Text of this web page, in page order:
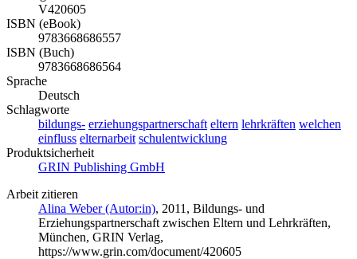
V420605
ISBN (eBook)
9783668686557
ISBN (Buch)
9783668686564
Sprache
Deutsch
Schlagworte
bildungs- erziehungspartnerschaft eltern lehrkräften welchen
einfluss elternarbeit schulentwicklung
Produktsicherheit
GRIN Publishing GmbH
Arbeit zitieren
Alina Weber (Autor:in), 2011, Bildungs- und
Erziehungspartnerschaft zwischen Eltern und Lehrkräften,
München, GRIN Verlag,
https://www.grin.com/document/420605